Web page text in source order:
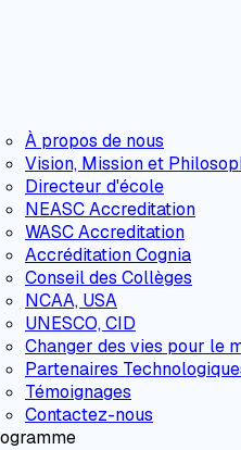
À propos de nous
Vision, Mission et
Directeur d'école
NEASC Accreditation
WASC Accreditation
Accréditation Cognia
Conseil des Collèges
NCAA, USA
UNESCO, CID
Changer des vies pour le
Partenaires
Témoignages
Contactez-nous